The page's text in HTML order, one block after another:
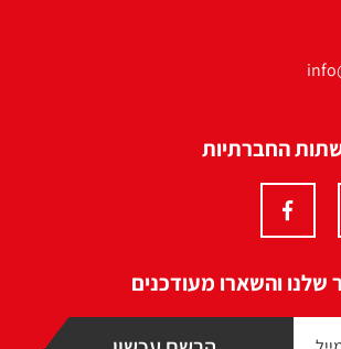
החברתיות
שלנו והשארו מעודכנים